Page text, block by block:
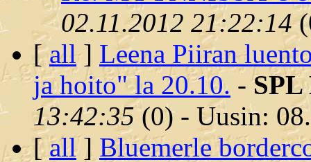
02.11.2012 21:22:14(
[all] Leena Piiran
ja hoito" la 20.10. -
13:42:35(0) - Uusin:
[all] Bluemerle